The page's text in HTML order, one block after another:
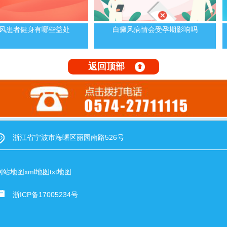
患者健身有哪些益处 白癜风病情会受孕期影响吗
返回顶部
浙江省宁波市海曙区丽园南路526号
站地图xml地图txt地图
浙ICP备17005234号